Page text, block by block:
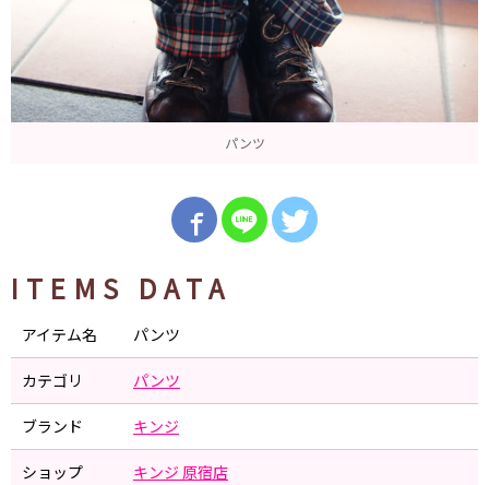
パンツ
ITEMS DATA
アイテム名 パンツ
カテゴリ パンツ
ブランド キンジ
ショップ キンジ 原宿店